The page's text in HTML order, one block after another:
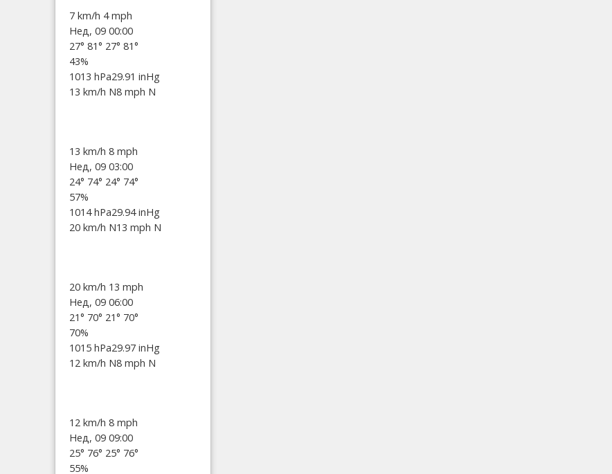
7 km/h 4 mph
Нед, 09 00:00
27° 81° 27° 81°
43%
1013 hPa29.91 inHg
13 km/h N8 mph N
13 km/h 8 mph
Нед, 09 03:00
24° 74° 24° 74°
57%
1014 hPa29.94 inHg
20 km/h N13 mph N
20 km/h 13 mph
Нед, 09 06:00
21° 70° 21° 70°
70%
1015 hPa29.97 inHg
12 km/h N8 mph N
12 km/h 8 mph
Нед, 09 09:00
25° 76° 25° 76°
55%